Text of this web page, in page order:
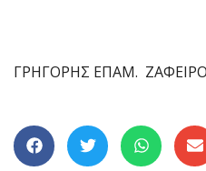
ΓΡΗΓΟΡΗΣ ΕΠΑΜ.